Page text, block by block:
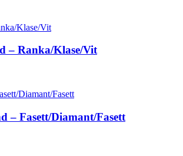
– Ranka/Klase/Vit
– Fasett/Diamant/Fasett